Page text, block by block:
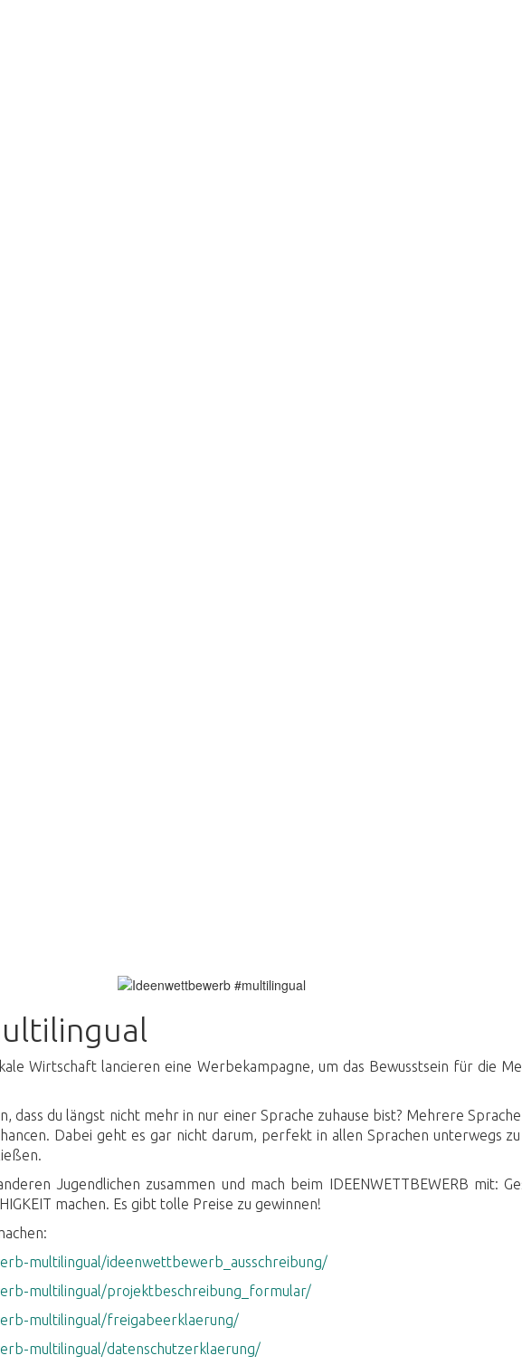
Wirtschaft lancieren eine Werbekampagne, um das Bewusstsein für die
dass du längst nicht mehr in nur einer Sprache zuhause bist? Mehrere
Dabei geht es gar nicht darum, perfekt in allen Sprachen unterwegs
Jugendlichen zusammen und mach beim IDEENWETTBEWERB mit:
machen. Es gibt tolle Preise zu gewinnen!
multilingual/ideenwettbewerb_ausschreibung/
multilingual/projektbeschreibung_formular/
multilingual/freigabeerklaerung/
multilingual/datenschutzerklaerung/